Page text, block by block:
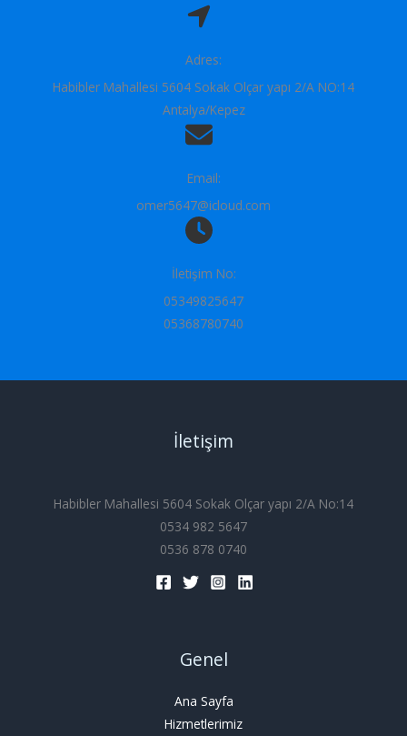
Adres:
Habibler Mahallesi 5604 Sokak Olçar yapı 2/A NO:14
Antalya/Kepez​
Email:
omer5647@icloud.com
İletişim No:
05349825647
05368780740
İletişim
Habibler Mahallesi 5604 Sokak Olçar yapı 2/A No:14
0534 982 5647
0536 878 0740
Genel
Ana Sayfa
Hizmetlerimiz